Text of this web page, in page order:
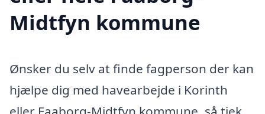
Midtfyn kommune
Ønsker du selv at finde fagperson der kan
hjælpe dig med havearbejde i Korinth